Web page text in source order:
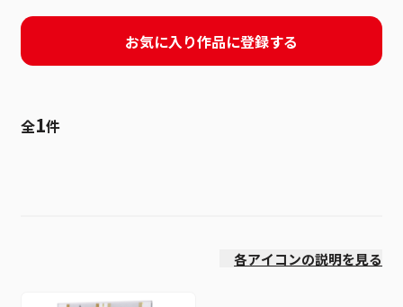
お気に入り作品に登録する
全1件
各アイコンの説明を見る